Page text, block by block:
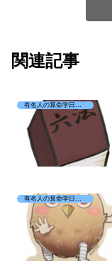
関連記事
有名人の算命学日記☆